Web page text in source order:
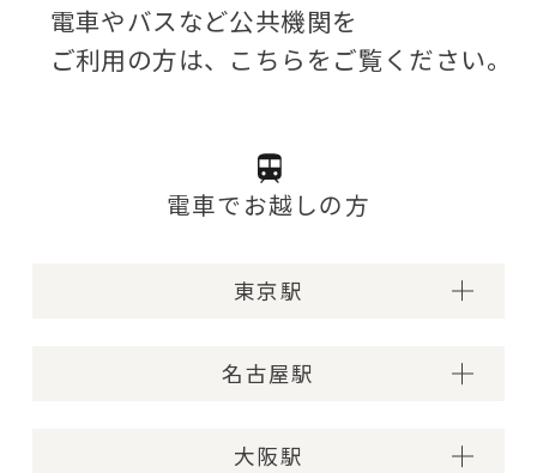
電車やバスなど公共機関を
ご利用の方は、こちらをご覧ください。
電車でお越しの方
東京駅
JR東海道新幹線
ひかり約35分・こだま約50分
熱海駅
名古屋駅
JR東海道新幹線
大阪駅